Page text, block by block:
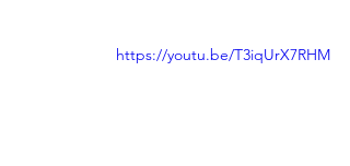
https://youtu.be/T3iqUrX7RHM